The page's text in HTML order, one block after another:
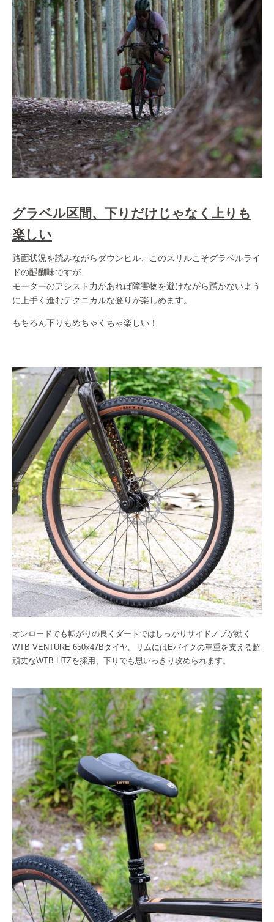
グラベル区間、下りだけじゃなく上りも
楽しい
路面状況を読みながらダウンヒル、このスリルこそグラベルライ
ドの醍醐味ですが、
モーターのアシスト力があれば障害物を避けながら躓かないよう
に上手く進むテクニカルな登りが楽しめます。
もちろん下りもめちゃくちゃ楽しい！
オンロードでも転がりの良くダートではしっかりサイドノブが効く
WTB VENTURE 650x47Bタイヤ。リムにはEバイクの車重を支える超
頑丈なWTB HTZを採用、下りでも思いっきり攻められます。